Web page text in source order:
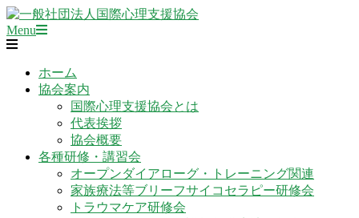
Skip
to
content
一
般
Primary
Navigation
Menu
ホーム
協会案内
国際心理支援協会とは
代表挨拶
協会概要
各種研修・講習会
オープンダイアローグ・トレーニング関連
家族療法等ブリーフサイコセラピー研修会
トラウマケア研修会